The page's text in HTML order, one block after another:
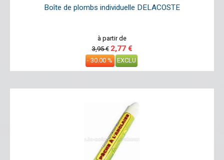
Boîte de plombs individuelle DELACOSTE
à partir de
3,95 € 2,77 €
- 30.00 % EXCLU